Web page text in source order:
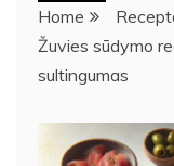
Home
Žuvies sūdymo
sultingumas